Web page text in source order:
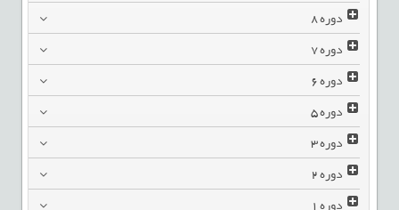
دوره8
دوره7
دوره6
دوره5
دوره3
دوره2
دوره1